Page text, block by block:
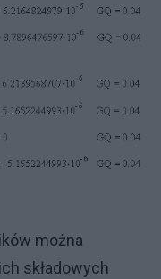
można
składowych